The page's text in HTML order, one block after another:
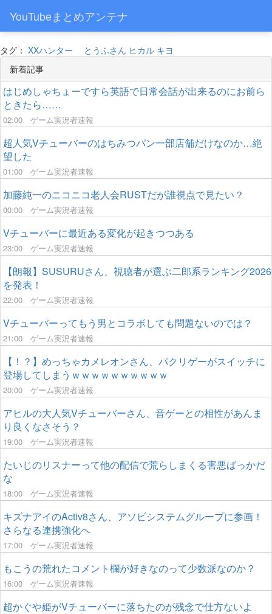
YouTubeまとめアンテナ
タグ： XXハンター とうふさん ヒカル キヨ
新着記事
はじめしゃちょーですら英語で日常会話が出来るのにお前ら
ときたら……
02:00 ゲーム実況者速報
超人気Vチューバーのはちみつパン一部店舗だけなのか…絶
望した
01:00 ゲーム実況者速報
加藤純一のニコニコ老人会RUSTだが誰視点で見たい？
00:00 ゲーム実況者速報
Vチューバーに最近ある変化が起きつつある
23:00 ゲーム実況者速報
【朗報】SUSURUさん、視聴者が選ぶ二郎系ランキング2026
を発表！
22:00 ゲーム実況者速報
Vチューバーってもう男とコラボしても問題ないのでは？
21:00 ゲーム実況者速報
【！？】めっちゃカメレオンさん、パクリゲーがスイッチに
登場してしまうｗｗｗｗｗｗｗｗｗｗ
20:00 ゲーム実況者速報
アヒルの大人気Vチューバーさん、音ゲーとの相性があんま
り良くなさそう？
19:00 ゲーム実況者速報
たいじのリスナーって他の配信で荒らしまくる害悪ばっかだ
な
18:00 ゲーム実況者速報
キズナアイのActiv8さん、アソビシステムグループに参画！
さらなる連携強化へ
17:00 ゲーム実況者速報
もこうの荒れたコメント欄が好きなのって少数派なのか？
16:00 ゲーム実況者速報
超かぐや姫がVチューバーに落ちたのが残念で仕方ないよ